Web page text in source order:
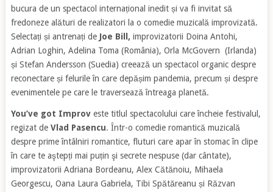
bucura de un spectacol internațional inedit și va fi invitat să
fredoneze alături de realizatori la o comedie muzicală improvizată.
Selectați și antrenați de Joe Bill, improvizatorii Doina Antohi,
Adrian Loghin, Adelina Toma (România), Orla McGovern (Irlanda)
și Stefan Andersson (Suedia) creează un spectacol organic despre
reconectare și felurile în care depășim pandemia, precum și despre
evenimentele pe care le traversează întreaga planetă.
You’ve got Improveste titlul spectacolului care încheie festivalul,
regizat de Vlad Pasencu. Într-o comedie romantică muzicală
despre prime întâlniri romantice, fluturi care apar în stomac în clipe
în care te aştepți mai puțin şi secrete nespuse (dar cântate),
improvizatorii Adriana Bordeanu, Alex Cătănoiu, Mihaela
Georgescu, Oana Laura Gabriela, Tibi Spătăreanu și Răzvan